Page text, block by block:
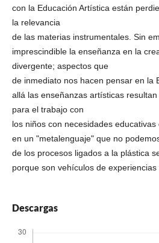
con la Educación Artística están
la relevancia
de las materias instrumentales. Sin
imprescindible la enseñanza en la
divergente; aspectos que
de inmediato nos hacen pensar en la
allá las enseñanzas artísticas
para el trabajo con
los niños con necesidades
en un "metalenguaje" que no
de los procesos ligados a la plástica
porque son vehículos de experiencias
Descargas